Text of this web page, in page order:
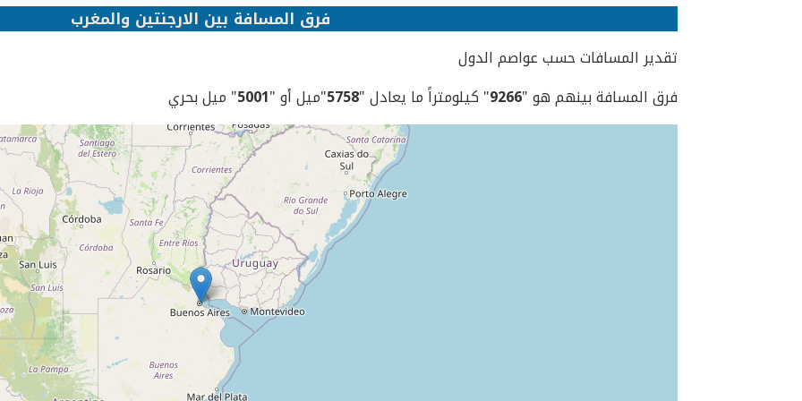
فرق المسافة بين الارجنتين والمغرب
تقدير المسافات حسب عواصم الدول
فرق المسافة بينهم هو "9266" كيلومتراً ما يعادل "5758"ميل أو "5001" ميل بحري